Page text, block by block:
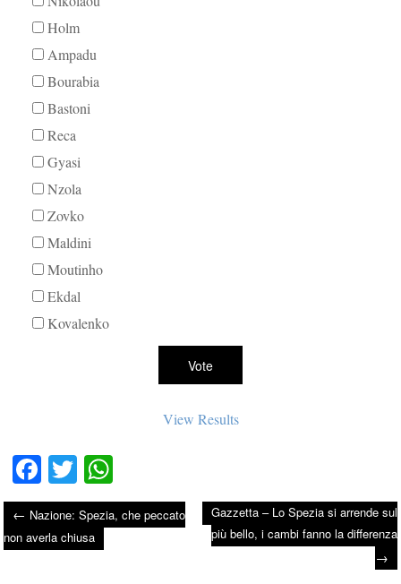
Holm
Ampadu
Bourabia
Bastoni
Reca
Gyasi
Nzola
Zovko
Maldini
Moutinho
Ekdal
Kovalenko
View Results
Fa
ce
bo
ok
T
wi
tte
r
ha
ts
Post navigation
← Nazione: Spezia, che peccato
non averla chiusa
Gazzetta – Lo Spezia si arrende sul
più bello, i cambi fanno la differenza
→